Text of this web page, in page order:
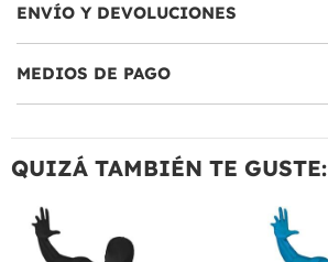
ENVÍO Y DEVOLUCIONES
MEDIOS DE PAGO
QUIZÁ TAMBIÉN TE GUSTE: